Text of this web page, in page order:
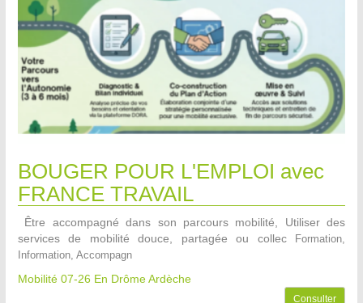
BOUGER POUR L'EMPLOI avec
FRANCE TRAVAIL
Être accompagné dans son parcours mobilité, Utiliser des
services de mobilité douce, partagée ou collec
Formation,
Information, Accompagn
Mobilité 07-26 En Drôme Ardèche
Consulter